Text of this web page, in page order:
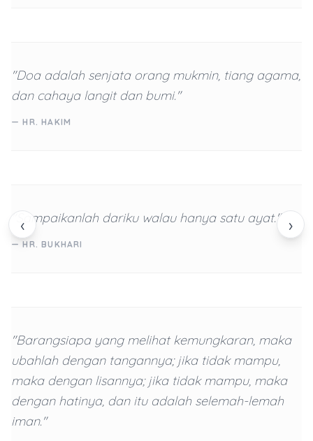
‹ ›
"Doa adalah senjata orang mukmin, tiang agama,
dan cahaya langit dan bumi."
— HR. HAKIM
"Sampaikanlah dariku walau hanya satu ayat."
— HR. BUKHARI
"Barangsiapa yang melihat kemungkaran, maka
ubahlah dengan tangannya; jika tidak mampu,
maka dengan lisannya; jika tidak mampu, maka
dengan hatinya, dan itu adalah selemah-lemah
iman."